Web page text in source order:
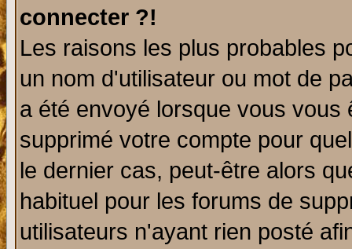
connecter ?!
Les raisons les plus probables
un nom d'utilisateur ou mot de
a été envoyé lorsque vous
supprimé votre compte pour
le dernier cas, peut-être alors
habituel pour les forums de
utilisateurs n'ayant rien posté